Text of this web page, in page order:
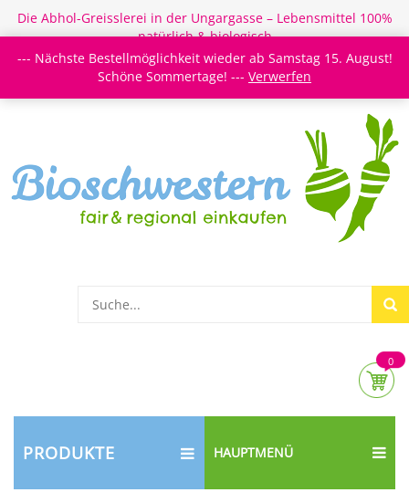
Die Abhol-Greisslerei in der Ungargasse – Lebensmittel 100%
natürlich & biologisch
Login/Register Newsletter Meine Merkzettel
0
PRODUKTE HAUPTMENÜ
--- Nächste Bestellmöglichkeit wieder ab Samstag 15. August!
Schöne Sommertage! --- Verwerfen